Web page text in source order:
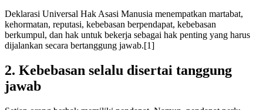
Deklarasi Universal Hak Asasi Manusia menempatkan martabat,
kehormatan, reputasi, kebebasan berpendapat, kebebasan
berkumpul, dan hak untuk bekerja sebagai hak penting yang harus
dijalankan secara bertanggung jawab.[1]
2. Kebebasan selalu disertai tanggung
jawab